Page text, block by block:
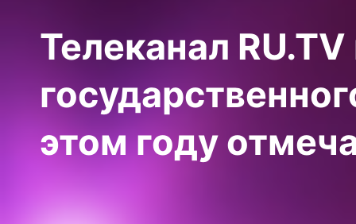
Телеканал
этом году